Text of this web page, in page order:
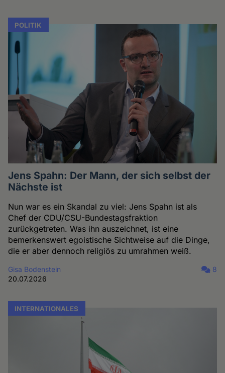
POLITIK
Jens Spahn: Der Mann, der sich selbst der
Nächste ist
Nun war es ein Skandal zu viel: Jens Spahn ist als
Chef der CDU/CSU-Bundestagsfraktion
zurückgetreten. Was ihn auszeichnet, ist eine
bemerkenswert egoistische Sichtweise auf die Dinge,
die er aber dennoch religiös zu umrahmen weiß.
Gisa Bodenstein
20.07.2026
8
INTERNATIONALES